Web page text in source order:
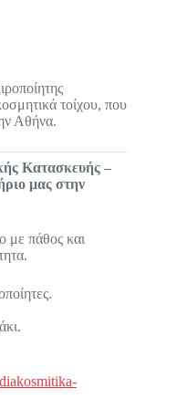
τοίχου, που
Αθήνα.
Κατασκευής –
μας στην
με πάθος και